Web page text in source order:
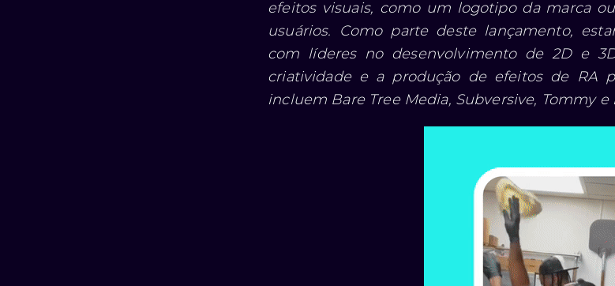
efeitos visuais, como um logotipo da marca
usuários. Como parte deste lançamento,
com líderes no desenvolvimento de 2D e
criatividade e a produção de efeitos de RA
incluem Bare Tree Media, Subversive, Tommy e